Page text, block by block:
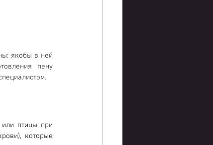
якобы в ней
пену
или птицы при
которые